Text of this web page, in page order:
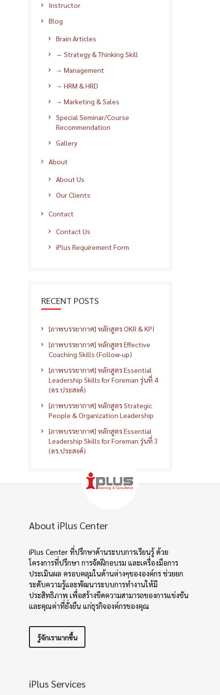
Instructor
Blog
Brain Articles
→ Strategy & Thinking Skill
→ Management
→ HRM & HRD
→ Marketing & Sales
Special Seminar/Course
Recommendation
Gallery
About
About Us
Our Clients
Contact
Contact Us
iPlus Requirement Form
RECENT POSTS
[ภาพบรรยากาศ] หลักสูตร OKR & KPI
[ภาพบรรยากาศ] หลักสูตร Effective
Coaching Skills (Follow-up)
[ภาพบรรยากาศ] หลักสูตร Essential
Leadership Skills for Foreman รุ่นที่ 4
(ดร.ประสงค์)
[ภาพบรรยากาศ] หลักสูตร Strategic
People & Organization Leadership
[ภาพบรรยากาศ] หลักสูตร Essential
Leadership Skills for Foreman รุ่นที่ 3
(ดร.ประสงค์)
About iPlus Center
iPlus Center ที่ปรึกษาด้านระบบการเรียนรู้ ด้วย
โครงการที่ปรึกษา การจัดฝึกอบรม และเครื่องมือการ
ประเมินผล ครอบคลุมในด้านต่างๆขององค์กร ช่วยยก
ระดับความรู้และพัฒนาระบบการทำงานให้มี
ประสิทธิภาพ เพื่อสร้างขีดความสามารถของการแข่งขัน
และคุณค่าที่ยั่งยืน แก่ธุรกิจองค์กรของคุณ
รู้จักเรามากขึ้น
iPlus Services